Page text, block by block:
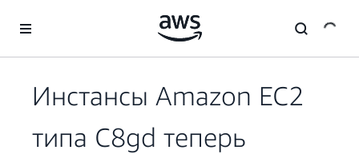
Перейти к главному контенту
Инстансы Amazon EC2
типа C8gd теперь